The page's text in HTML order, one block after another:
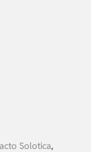
Solotica,